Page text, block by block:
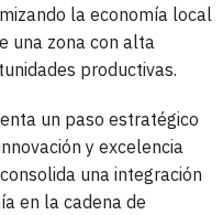
la economía local
una zona con alta
productivas.
un paso estratégico
y excelencia
una integración
en la cadena de